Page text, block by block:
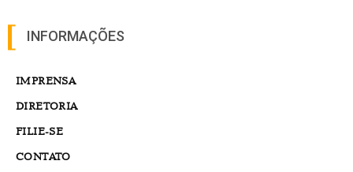
INFORMAÇÕES
IMPRENSA
DIRETORIA
FILIE-SE
CONTATO